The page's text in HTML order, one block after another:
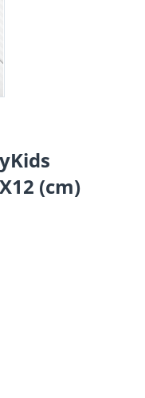
(cm)